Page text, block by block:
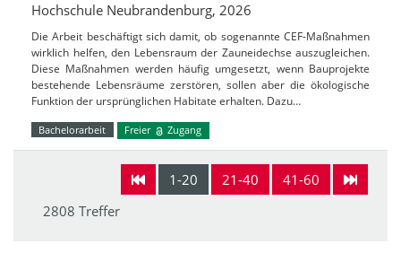
Hochschule Neubrandenburg, 2026
Die Arbeit beschäftigt sich damit, ob sogenannte CEF-Maßnahmen
wirklich helfen, den Lebensraum der Zauneidechse auszugleichen.
Diese Maßnahmen werden häufig umgesetzt, wenn Bauprojekte
bestehende Lebensräume zerstören, sollen aber die ökologische
Funktion der ursprünglichen Habitate erhalten. Dazu…
Bachelorarbeit Freier Zugang
1-20 21-40
41-60
2808 Treffer